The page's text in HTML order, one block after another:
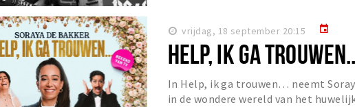
vrijdag, 18 september 20:15 event
HELP, IK GA
In Help, ik ga trouwen… neemt
in de wondere wereld van het